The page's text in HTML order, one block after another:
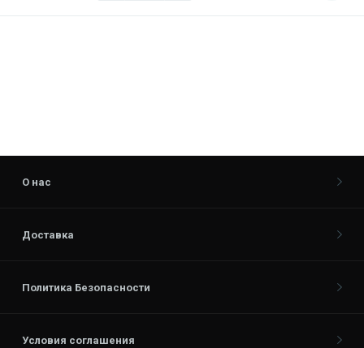
О нас
Доставка
Политика Безопасности
Условия соглашения